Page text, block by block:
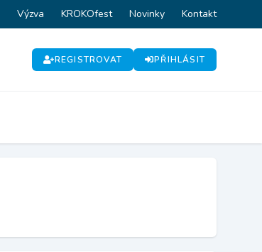
Výzva KROKOfest Novinky Kontakt
REGISTROVAT PŘIHLÁSIT